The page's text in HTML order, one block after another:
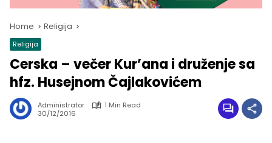
Home Religija
Religija
Cerska – večer Kur’ana i druženje sa
hfz. Husejnom Čajlakovićem
Administrator
1 Min Read
30/12/2016